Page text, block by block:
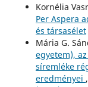
Kornélia
Per Aspera
és társasélet
Mária G.
egyetem),
síremléke
eredményei ,